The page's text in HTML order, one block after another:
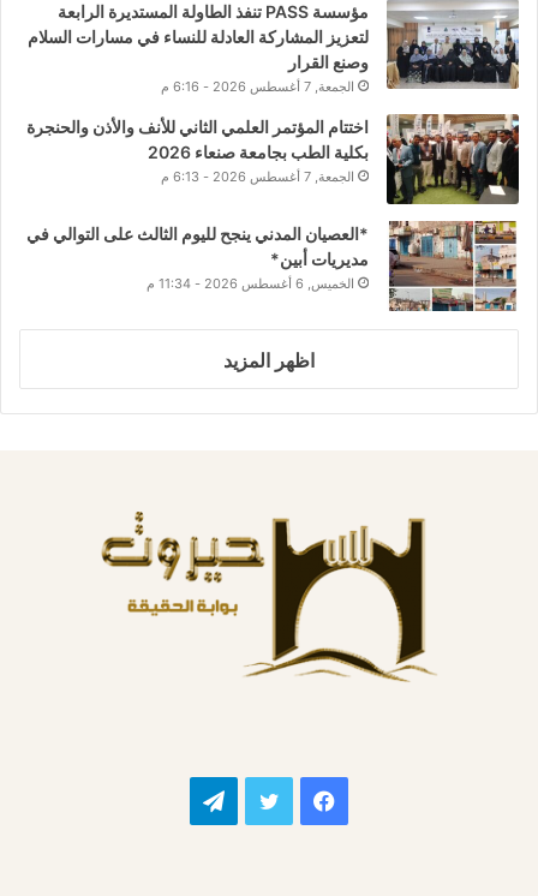
مؤسسة PASS تنفذ الطاولة المستديرة الرابعة
لتعزيز المشاركة العادلة للنساء في مسارات السلام
وصنع القرار
الجمعة, 7 أغسطس 2026 - 6:16 م
اختتام المؤتمر العلمي الثاني للأنف والأذن والحنجرة
بكلية الطب بجامعة صنعاء 2026
الجمعة, 7 أغسطس 2026 - 6:13 م
*العصيان المدني ينجح لليوم الثالث على التوالي في
مديريات أبين*
الخميس, 6 أغسطس 2026 - 11:34 م
اظهر المزيد
فيسبوك تويتر تيلقرام